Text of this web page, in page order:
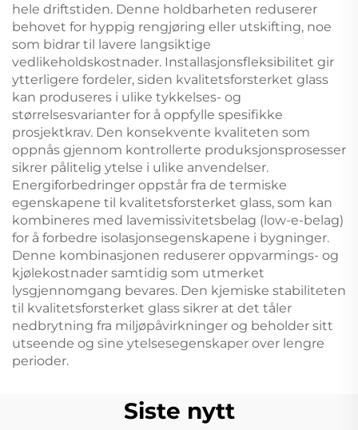
hele driftstiden. Denne holdbarheten reduserer
behovet for hyppig rengjøring eller utskifting, noe
som bidrar til lavere langsiktige
vedlikeholdskostnader. Installasjonsfleksibilitet gir
ytterligere fordeler, siden kvalitetsforsterket glass
kan produseres i ulike tykkelses- og
størrelsesvarianter for å oppfylle spesifikke
prosjektkrav. Den konsekvente kvaliteten som
oppnås gjennom kontrollerte produksjonsprosesser
sikrer pålitelig ytelse i ulike anvendelser.
Energiforbedringer oppstår fra de termiske
egenskapene til kvalitetsforsterket glass, som kan
kombineres med lavemissivitetsbelag (low-e-belag)
for å forbedre isolasjonsegenskapene i bygninger.
Denne kombinasjonen reduserer oppvarmings- og
kjølekostnader samtidig som utmerket
lysgjennomgang bevares. Den kjemiske stabiliteten
til kvalitetsforsterket glass sikrer at det tåler
nedbrytning fra miljøpåvirkninger og beholder sitt
utseende og sine ytelsesegenskaper over lengre
perioder.
Siste nytt